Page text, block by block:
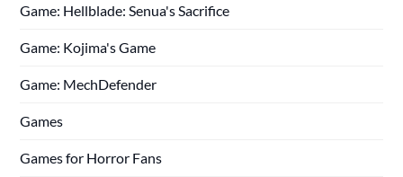
Game: Hellblade: Senua's Sacrifice
Game: Kojima's Game
Game: MechDefender
Games
Games for Horror Fans